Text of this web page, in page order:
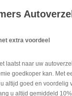
extra voordeel
laatst naar uw
goedkoper kan. Met
altijd goed en voordelig
u altijd gemiddeld